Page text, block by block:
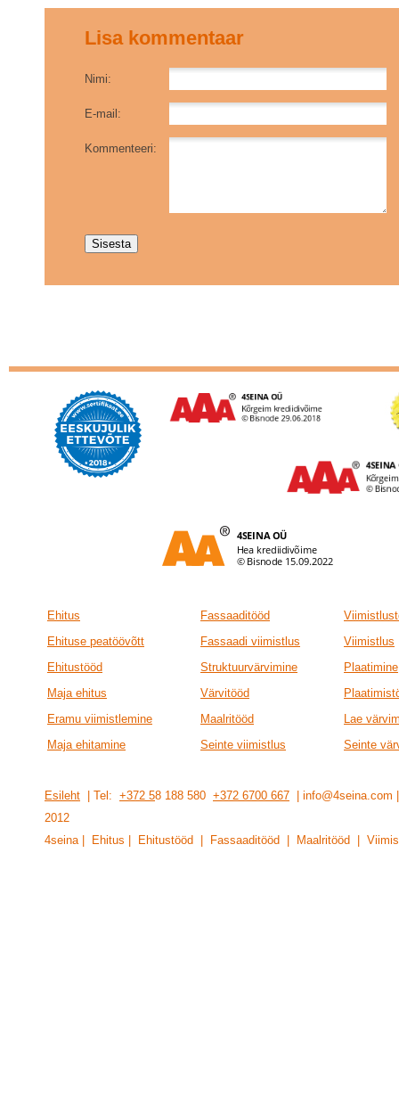
Lisa kommentaar
Nimi:
E-mail:
Kommenteeri:
Ehitus Fassaaditööd
Ehituse peatöövõtt
Fassaadi viimistlus
Viimistlus
Ehitustööd
Struktuurvärvimine
Plaatimine
Maja ehitus
Värvitööd
Eramu viimistlemine
Maalritööd
Lae
Maja ehitamine
Seinte viimistlus Seinte
Esileht | Tel: +372 58 188 580 +372 6700 667 |
201 2
4seina | Ehitus | Ehitustööd | Fassaaditööd | Maalritööd |